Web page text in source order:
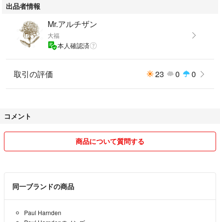
出品者情報
Mr.アルチザン
大福
本人確認済
取引の評価 23 0 0
コメント
商品について質問する
同一ブランドの商品
Paul Harnden